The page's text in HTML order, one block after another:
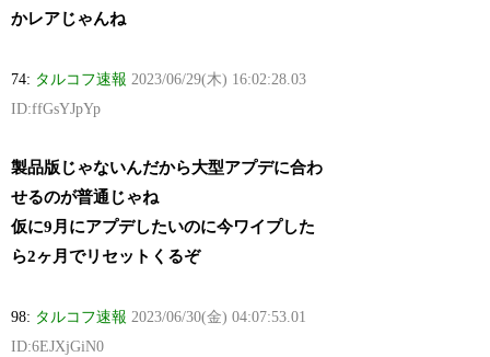
かレアじゃんね
74: タルコフ速報 2023/06/29(木) 16:02:28.03
ID:ffGsYJpYp
製品版じゃないんだから大型アプデに合わ
せるのが普通じゃね
仮に9月にアプデしたいのに今ワイプした
ら2ヶ月でリセットくるぞ
98: タルコフ速報 2023/06/30(金) 04:07:53.01
ID:6EJXjGiN0